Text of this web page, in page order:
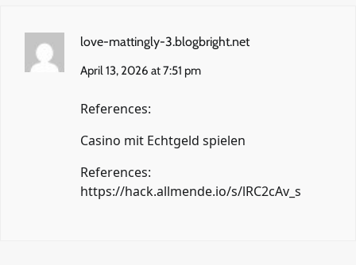
love-mattingly-3.blogbright.net
April 13, 2026 at 7:51 pm
References:
Casino mit Echtgeld spielen
References:
https://hack.allmende.io/s/lRC2cAv_s